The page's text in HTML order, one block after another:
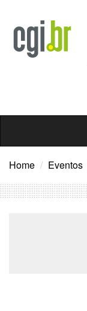
conteúdo
Home Eventos